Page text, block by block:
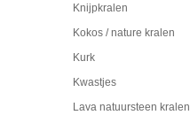
Knijpkralen
Kokos / nature kralen
Kurk
Kwastjes
Lava natuursteen kralen